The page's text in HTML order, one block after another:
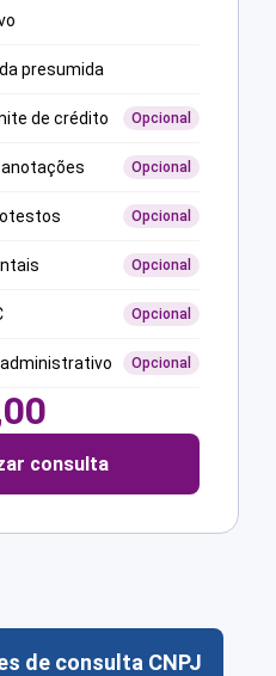
presumida
de crédito Opcional
anotações Opcional
Opcional
Opcional
Opcional
Opcional
consulta
de consulta CNPJ